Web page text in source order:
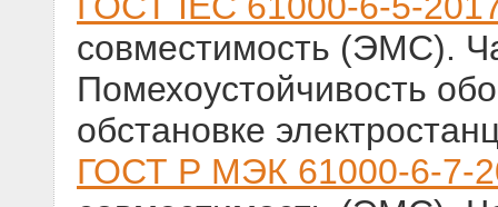
совместимость (ЭМС).
Помехоустойчивость
обстановке
ГОСТ Р МЭК 61000-6-7-